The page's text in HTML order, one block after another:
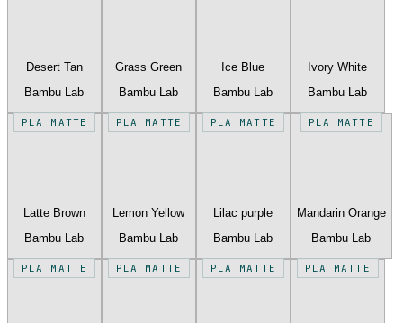
Desert Tan
Bambu Lab
Grass Green
Bambu Lab
Ice Blue
Bambu Lab
Ivory White
Bambu Lab
PLA MATTE
Latte Brown
Bambu Lab
PLA MATTE
Lemon Yellow
Bambu Lab
PLA MATTE
Lilac purple
Bambu Lab
PLA MATTE
Mandarin Orange
Bambu Lab
PLA MATTE PLA MATTE PLA MATTE PLA MATTE